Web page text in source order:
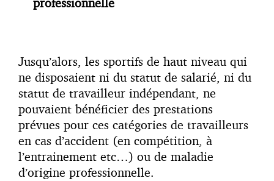
Jusqu’alors, les sportifs de haut niveau qui
ne disposaient ni du statut de salarié, ni du
statut de travailleur indépendant, ne
pouvaient bénéficier des prestations
prévues pour ces catégories de travailleurs
en cas d’accident (en compétition, à
l’entrainement etc…) ou de maladie
d’origine professionnelle.